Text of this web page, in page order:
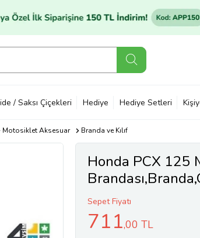
/ Saksı Çiçekleri Hediye Hediye Setleri
Motosiklet Aksesuar Branda ve Kılıf
Honda PCX 125
Sepet Fiyatı
711,00 TL